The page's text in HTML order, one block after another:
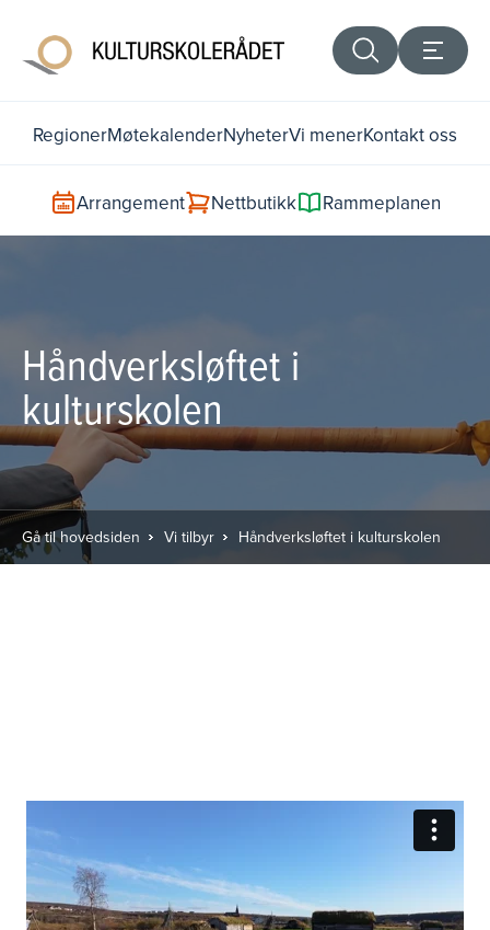
RegionerMøtekalenderNyheterVi menerKontakt oss
Arrangement Nettbutikk Rammeplanen
Håndverksløftet i
kulturskolen
Gå til hovedsiden Vi tilbyr Håndverksløftet i kulturskolen